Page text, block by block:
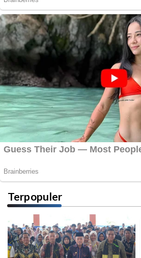
Terpopuler